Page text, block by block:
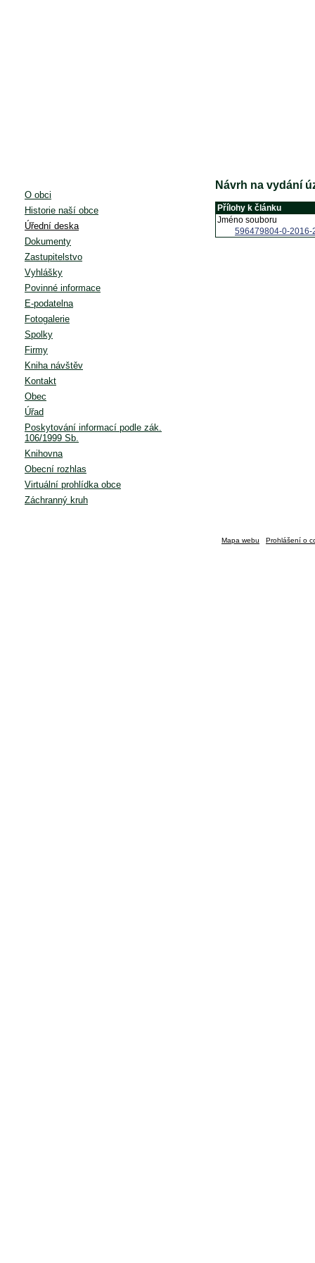
O obci
Historie naší obce
Úřední deska
Dokumenty
Zastupitelstvo
Vyhlášky
Povinné informace
E-podatelna
Fotogalerie
Spolky
Firmy
Kniha návštěv
Kontakt
Obec
Úřad
Poskytování informací podle zák.
106/1999 Sb.
Knihovna
Obecní rozhlas
Virtuální prohlídka obce
Záchranný kruh
Návrh na vydání
Přílohy k článku
Jméno souboru
596479804-0-2016-
Mapa webu Prohlášení o